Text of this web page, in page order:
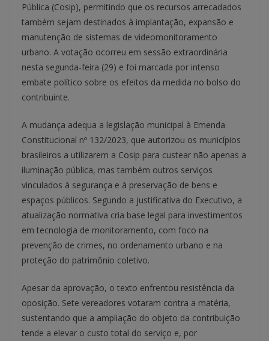
Pública (Cosip), permitindo que os recursos arrecadados
também sejam destinados à implantação, expansão e
manutenção de sistemas de videomonitoramento
urbano. A votação ocorreu em sessão extraordinária
nesta segunda-feira (29) e foi marcada por intenso
embate político sobre os efeitos da medida no bolso do
contribuinte.
A mudança adequa a legislação municipal à Emenda
Constitucional nº 132/2023, que autorizou os municípios
brasileiros a utilizarem a Cosip para custear não apenas a
iluminação pública, mas também outros serviços
vinculados à segurança e à preservação de bens e
espaços públicos. Segundo a justificativa do Executivo, a
atualização normativa cria base legal para investimentos
em tecnologia de monitoramento, com foco na
prevenção de crimes, no ordenamento urbano e na
proteção do patrimônio coletivo.
Apesar da aprovação, o texto enfrentou resistência da
oposição. Sete vereadores votaram contra a matéria,
sustentando que a ampliação do objeto da contribuição
tende a elevar o custo total do serviço e, por